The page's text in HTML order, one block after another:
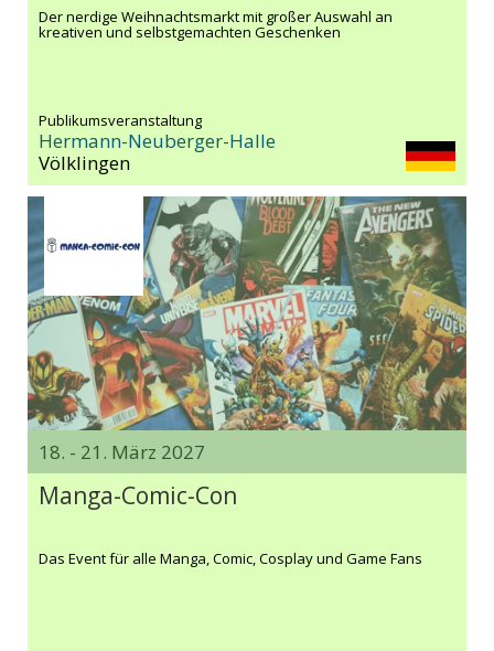
Der nerdige Weihnachtsmarkt mit großer Auswahl an
kreativen und selbstgemachten Geschenken
Publikumsveranstaltung
Hermann-Neuberger-Halle
Völklingen
18. - 21. März 2027
Manga-Comic-Con
Das Event für alle Manga, Comic, Cosplay und Game Fans